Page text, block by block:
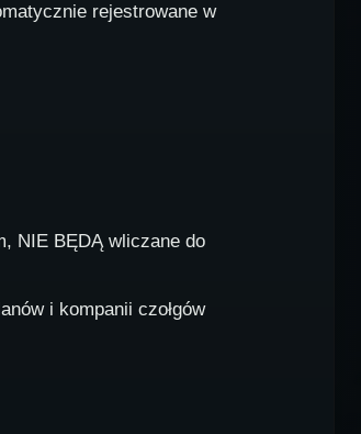
rejestrowane w
NIE BĘDĄ wliczane do
i kompanii czołgów